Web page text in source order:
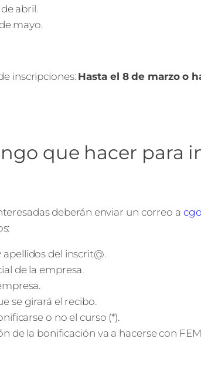
de abril.
de mayo.
inscripciones: Hasta el 8 de marzo o
que hacer para
deberán enviar un correo a
del inscrit@.
de la empresa.
se girará el recibo.
o no el curso (*).
de la bonificación va a hacerse con